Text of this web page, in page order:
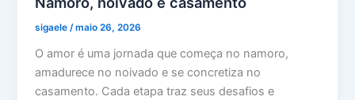
sigaele/maio 26, 2026
O amor é uma jornada que começa no namoro,
amadurece no noivado e se concretiza no
casamento. Cada etapa traz seus desafios e